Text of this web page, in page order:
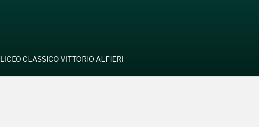
LICEO CLASSICO VITTORIO ALFIERI